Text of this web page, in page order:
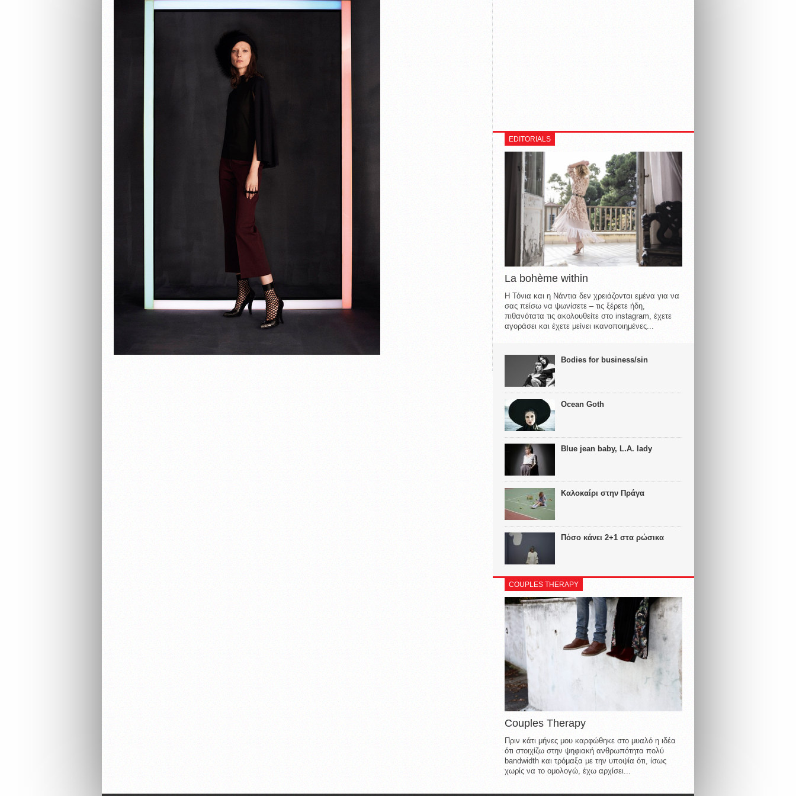
EDITORIALS
La bohème within
Η Τόνια και η Νάντια δεν χρειάζονται εμένα για να
σας πείσω να ψωνίσετε – τις ξέρετε ήδη,
πιθανότατα τις ακολουθείτε στο instagram, έχετε
αγοράσει και έχετε μείνει ικανοποιημένες...
Bodies for business/sin
Ocean Goth
Blue jean baby, L.A. lady
Καλοκαίρι στην Πράγα
Πόσο κάνει 2+1 στα ρώσικα
COUPLES THERAPY
Couples Therapy
Πριν κάτι μήνες μου καρφώθηκε στο μυαλό η ιδέα
ότι στοιχίζω στην ψηφιακή ανθρωπότητα πολύ
bandwidth και τρόμαξα με την υποψία ότι, ίσως
χωρίς να το ομολογώ, έχω αρχίσει...